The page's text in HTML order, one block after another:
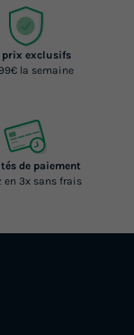
prix exclusifs
la semaine
de paiement
en 3x sans frais